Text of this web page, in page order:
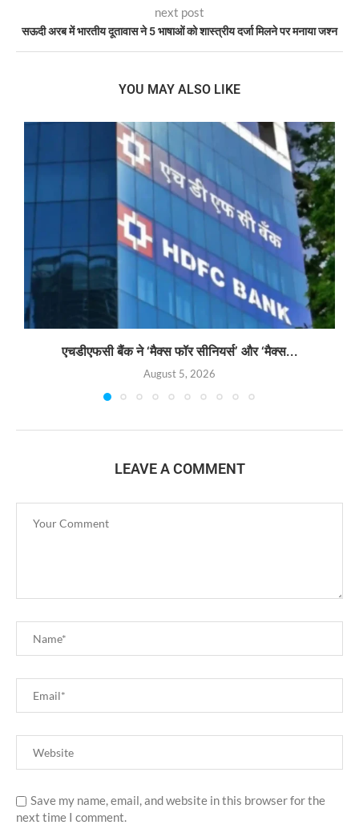
next post
सऊदी अरब में भारतीय दूतावास ने 5 भाषाओं को शास्त्रीय दर्जा मिलने पर मनाया जश्न
YOU MAY ALSO LIKE
एचडीएफसी बैंक ने ‘मैक्स फॉर सीनियर्स’ और ‘मैक्स...
August 5, 2026
LEAVE A COMMENT
Save my name, email, and website in this browser for the
next time I comment.